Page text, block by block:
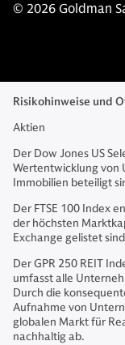
© 2026 Goldman
Risikohinweise und
Aktien
Der Dow Jones US
Wertentwicklung von
Immobilien beteiligt
Der FTSE 100 Index
der höchsten
Exchange gelistet
Der GPR 250 REIT
umfasst alle
Durch die
Aufnahme von
globalen Markt für
nachhaltig ab.